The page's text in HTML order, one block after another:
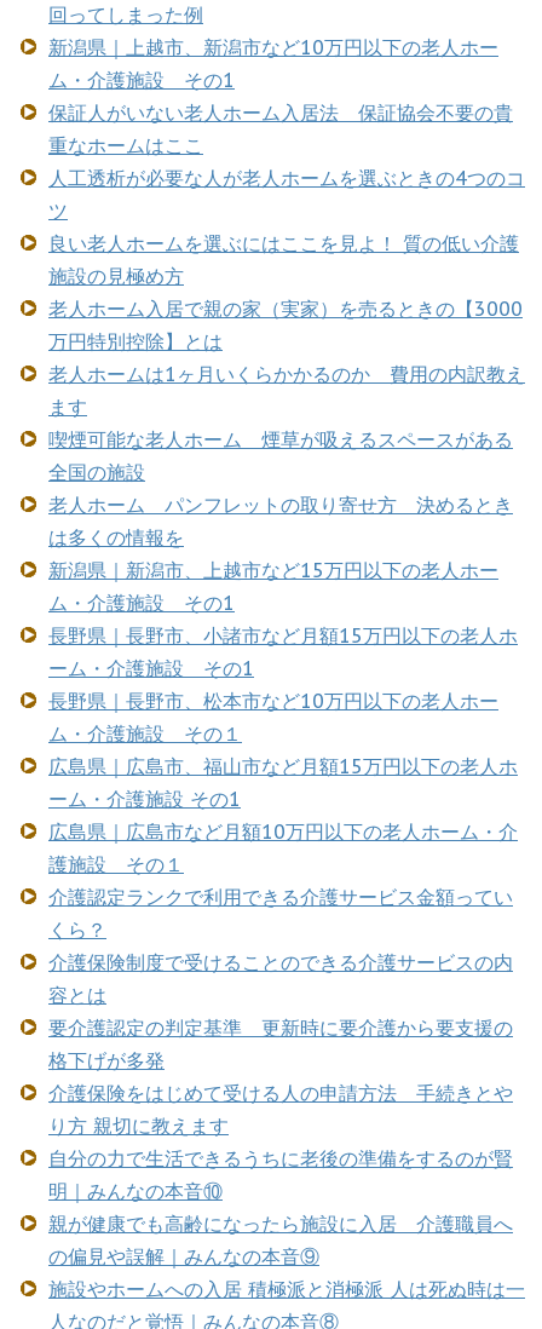
回ってしまった例
新潟県｜上越市、新潟市など10万円以下の老人ホー
ム・介護施設 その1
保証人がいない老人ホーム入居法 保証協会不要の貴
重なホームはここ
人工透析が必要な人が老人ホームを選ぶときの4つのコ
ツ
良い老人ホームを選ぶにはここを見よ！ 質の低い介護
施設の見極め方
老人ホーム入居で親の家（実家）を売るときの【3000
万円特別控除】とは
老人ホームは1ヶ月いくらかかるのか 費用の内訳教え
ます
喫煙可能な老人ホーム 煙草が吸えるスペースがある
全国の施設
老人ホーム パンフレットの取り寄せ方 決めるとき
は多くの情報を
新潟県｜新潟市、上越市など15万円以下の老人ホー
ム・介護施設 その1
長野県｜長野市、小諸市など月額15万円以下の老人ホ
ーム・介護施設 その1
長野県｜長野市、松本市など10万円以下の老人ホー
ム・介護施設 その１
広島県｜広島市、福山市など月額15万円以下の老人ホ
ーム・介護施設 その1
広島県｜広島市など月額10万円以下の老人ホーム・介
護施設 その１
介護認定ランクで利用できる介護サービス金額ってい
くら？
介護保険制度で受けることのできる介護サービスの内
容とは
要介護認定の判定基準 更新時に要介護から要支援の
格下げが多発
介護保険をはじめて受ける人の申請方法 手続きとや
り方 親切に教えます
自分の力で生活できるうちに老後の準備をするのが賢
明｜みんなの本音⑩
親が健康でも高齢になったら施設に入居 介護職員へ
の偏見や誤解｜みんなの本音⑨
施設やホームへの入居 積極派と消極派 人は死ぬ時は一
人なのだと覚悟｜みんなの本音⑧